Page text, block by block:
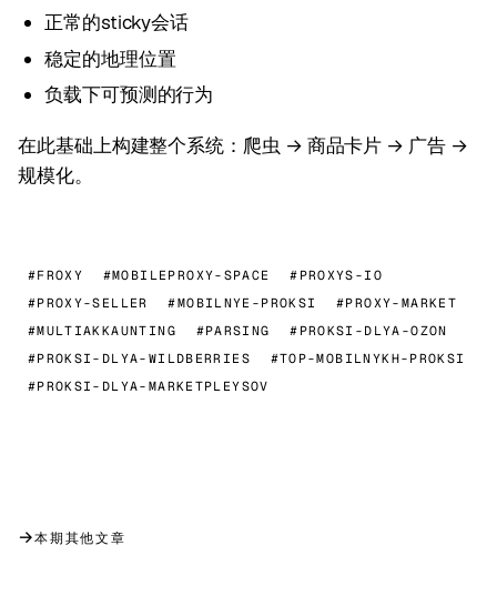
正常的sticky会话
稳定的地理位置
负载下可预测的行为
在此基础上构建整个系统：爬虫 → 商品卡片 → 广告 →
规模化。
#FROXY #MOBILEPROXY-SPACE
#PROXYS-IO
#PROXY-SELLER
#MOBILNYE-PROKSI
#PROXY-MARKET
#MULTIAKKAUNTING
#PARSING
#PROKSI-DLYA-OZON
#PROKSI-DLYA-WILDBERRIES
#TOP-MOBILNYKH-PROKSI
#PROKSI-DLYA-MARKETPLEYSOV
→本期其他文章